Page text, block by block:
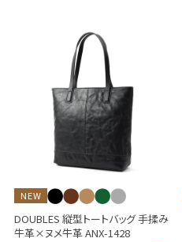
NEW
DOUBLES 縦型トートバッグ 手揉み
牛革×ヌメ牛革 ANX-1428